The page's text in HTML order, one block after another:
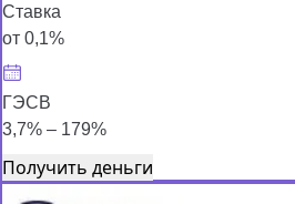
Ставка
от 0,1%
ГЭСВ
3,7% – 179%
Получить деньги